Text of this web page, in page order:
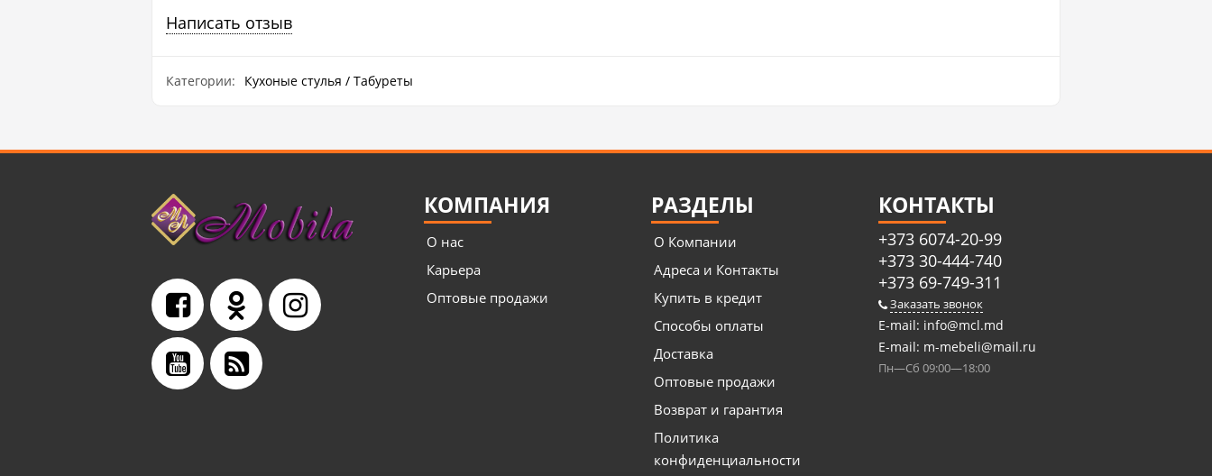
Написать отзыв
Категории: Кухоные стулья / Табуреты
КОМПАНИЯ
О нас
Карьера
Оптовые продажи
РАЗДЕЛЫ
О Компании
Адреса и Контакты
Купить в кредит
Способы оплаты
Доставка
Оптовые продажи
Возврат и гарантия
Политика
конфиденциальности
КОНТАКТЫ
+373 6074-20-99
+373 30-444-740
+373 69-749-311
Заказать звонок
E-mail: info@mcl.md
E-mail: m-mebeli@mail.ru
Пн—Сб 09:00—18:00